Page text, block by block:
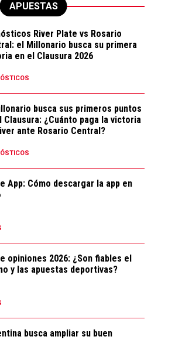
APUESTAS
River Plate vs Rosario
el Millonario busca su primera
en el Clausura 2026
busca sus primeros puntos
Clausura: ¿Cuánto paga la victoria
ante Rosario Central?
App: Cómo descargar la app en
opiniones 2026: ¿Son fiables el
y las apuestas deportivas?
busca ampliar su buen